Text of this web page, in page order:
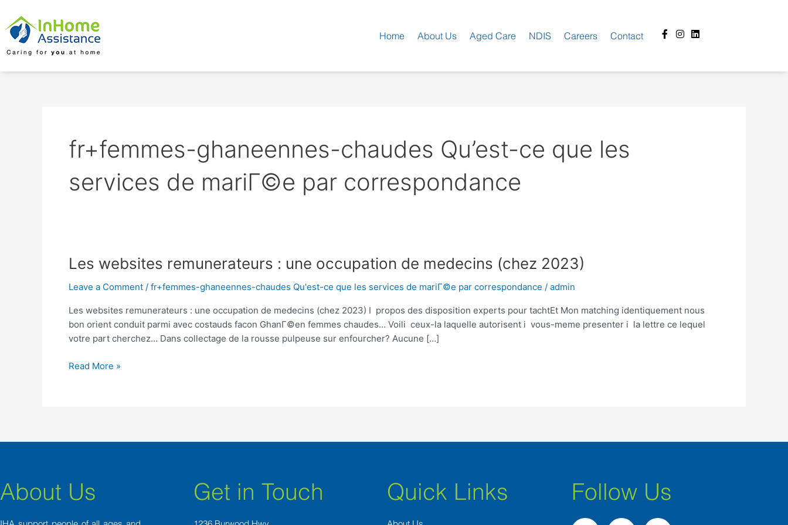
content
Home About Us Aged Care NDIS Careers Contact
Facebook-
f
Instagram
Linkedin
fr+femmes-ghaneennes-chaudes Qu’est-ce que les
services de mariГ©e par correspondance
Les websites remunerateurs : une occupation de medecins (chez 2023)
Leave a Comment / fr+femmes-ghaneennes-chaudes Qu'est-ce que les services de mariГ©e par correspondance / admin
Les websites remunerateurs : une occupation de medecins (chez 2023) I propos des disposition experts pour tachtEt Mon matching identiquement nous
bon orient conduit parmi avec costauds facon GhanГ©en femmes chaudes… Voili ceux-la laquelle autorisent i vous-meme presenter i la lettre ce lequel
votre part cherchez… Dans collectage de la rousse pulpeuse sur enfourcher? Aucune […]
Les
remunerateurs
une
occupation
de
(chez
Read More »
About Us Get in Touch Quick Links Follow Us